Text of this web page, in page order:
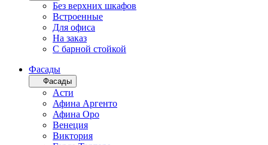
Без верхних шкафов
Встроенные
Для офиса
На заказ
С барной стойкой
Фасады
Фасады
Асти
Афина Аргенто
Афина Оро
Венеция
Виктория